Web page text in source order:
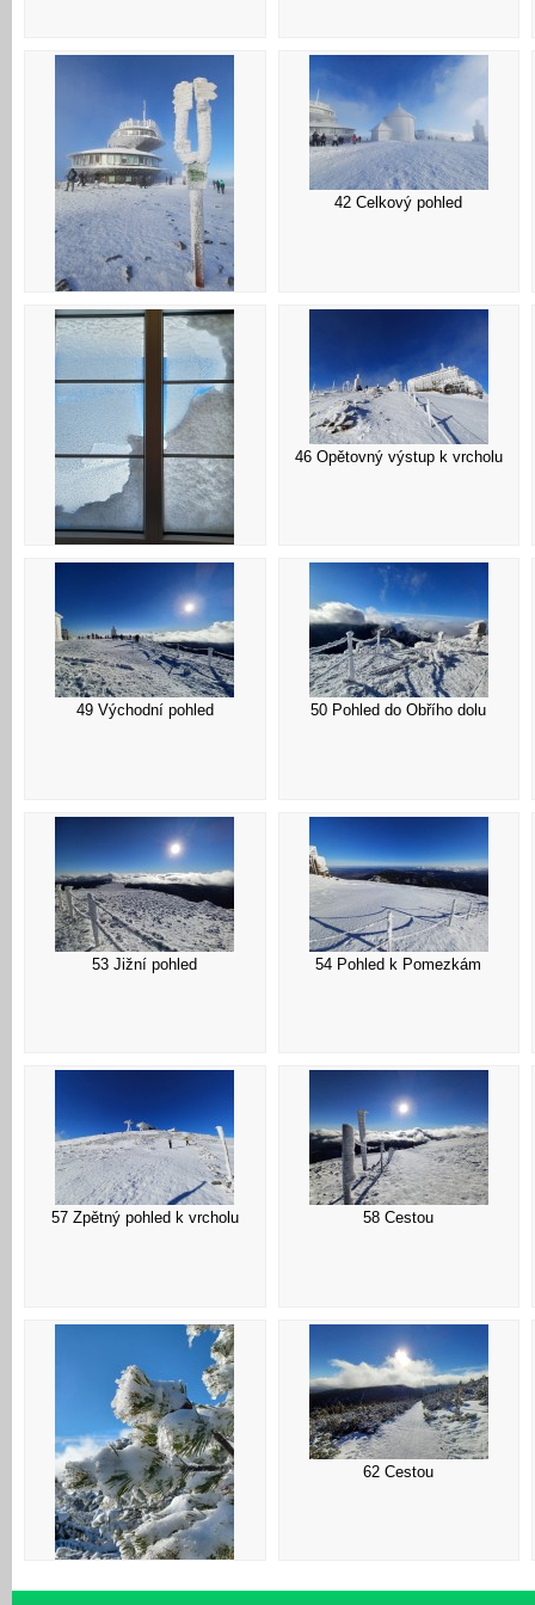
41 Info
42 Celkový pohled
46 Opětovný výstup k vrcholu
49 Východní pohled 50 Pohled do Obřího dolu
53 Jižní pohled 54 Pohled k Pomezkám
57 Zpětný pohled k vrcholu 58 Cestou
62 Cestou